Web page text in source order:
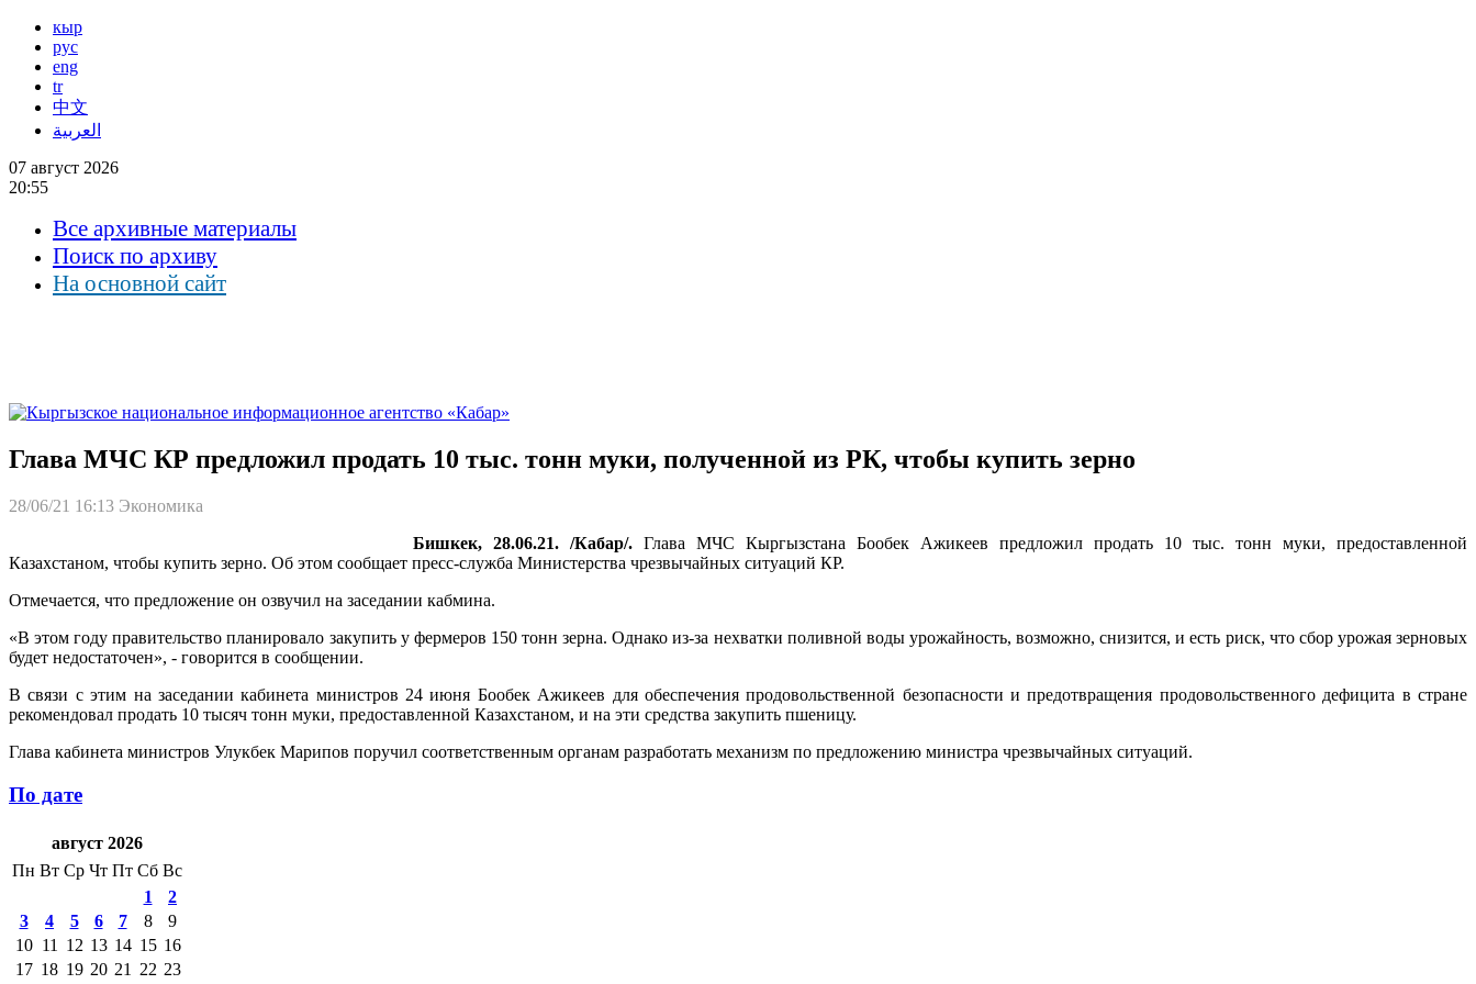
кыр
рус
eng
tr
中文
العربية
07 август 2026
20:55
Все архивные материалы
Поиск по архиву
На основной сайт
Глава МЧС КР предложил продать 10 тыс. тонн муки, полученной из РК, чтобы купить зерно
28/06/21 16:13 Экономика
Бишкек, 28.06.21. /Кабар/. Глава МЧС Кыргызстана Бообек Ажикеев предложил продать 10 тыс. тонн муки, предоставленной
Казахстаном, чтобы купить зерно. Об этом сообщает пресс-служба Министерства чрезвычайных ситуаций КР.
Отмечается, что предложение он озвучил на заседании кабмина.
«В этом году правительство планировало закупить у фермеров 150 тонн зерна. Однако из-за нехватки поливной воды урожайность, возможно, снизится, и есть риск, что сбор урожая зерновых
будет недостаточен», - говорится в сообщении.
В связи с этим на заседании кабинета министров 24 июня Бообек Ажикеев для обеспечения продовольственной безопасности и предотвращения продовольственного дефицита в стране
рекомендовал продать 10 тысяч тонн муки, предоставленной Казахстаном, и на эти средства закупить пшеницу.
Глава кабинета министров Улукбек Марипов поручил соответственным органам разработать механизм по предложению министра чрезвычайных ситуаций.
По дате
август 2026
Пн Вт Ср Чт Пт Сб Вс
1
2
3
4 5 6 7 8
9
10 11 12 13 14 15 16
17 18 19 20 21 22 23